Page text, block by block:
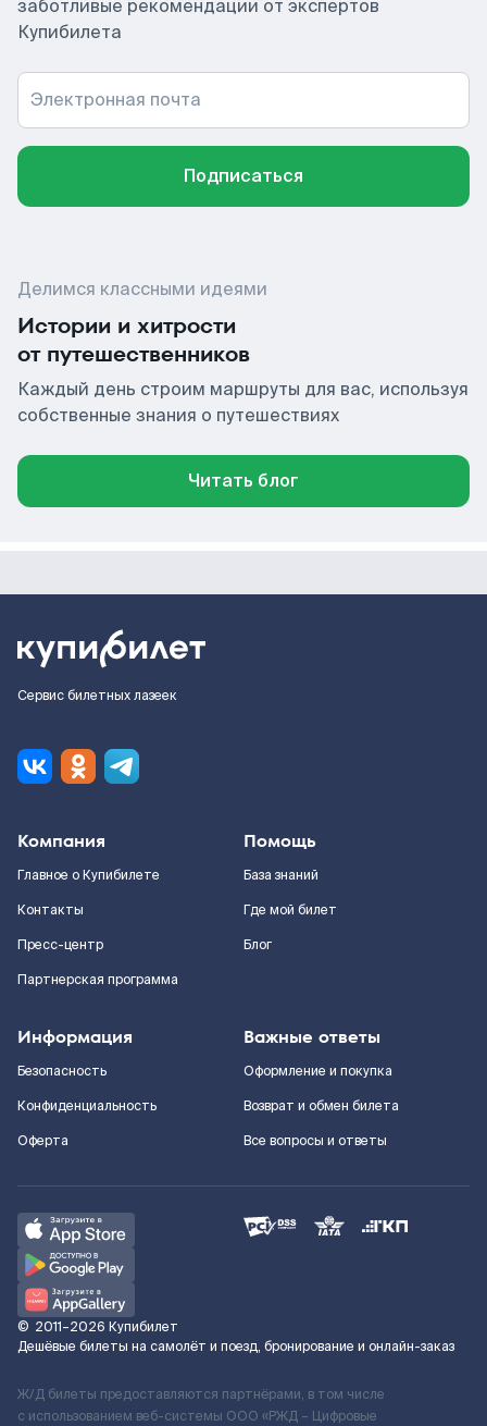
заботливые рекомендации от экспертов
Купибилета
Электронная почта
Подписаться
Делимся классными идеями
Истории и хитрости
от путешественников
Каждый день строим маршруты для вас, используя
собственные знания о путешествиях
Читать блог
Сервис билетных лазеек
Компания
Главное о Купибилете
Контакты
Пресс-центр
Партнерская программа
Помощь
База знаний
Где мой билет
Блог
Информация
Безопасность
Конфиденциальность
Оферта
Важные ответы
Оформление и покупка
Возврат и обмен билета
Все вопросы и ответы
© 2011–2026 Купибилет
Дешёвые билеты на самолёт и поезд, бронирование и онлайн-заказ
Ж/Д билеты предоставляются партнёрами, в том числе
с использованием веб-системы ООО «РЖД – Цифровые